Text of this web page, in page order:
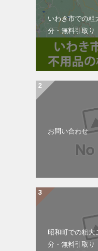
いわき市での粗
分・無料引取り
お問い合わせ
昭和町での粗大
分・無料引取り